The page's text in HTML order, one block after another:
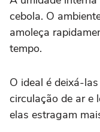
cebola. O
amoleça
tempo.
O ideal é deixá-
circulação de ar e
elas estragam